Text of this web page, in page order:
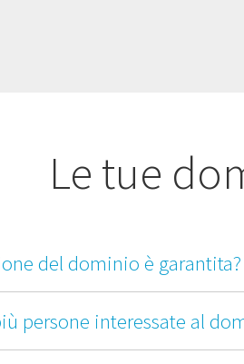
Le tue
del dominio è garantita?
persone interessate al